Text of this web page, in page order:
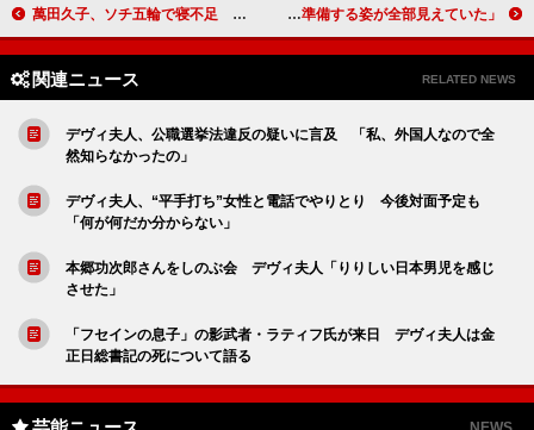
萬田久子、ソチ五輪で寝不足 「真央ちゃん応援しています」 あべこうじ、妻からバースデーケーキ 「準備する姿が全部見えていた」
関連ニュース RELATED NEWS
デヴィ夫人、公職選挙法違反の疑いに言及 「私、外国人なので全
然知らなかったの」
デヴィ夫人、“平手打ち”女性と電話でやりとり 今後対面予定も
「何が何だか分からない」
本郷功次郎さんをしのぶ会 デヴィ夫人「りりしい日本男児を感じ
させた」
「フセインの息子」の影武者・ラティフ氏が来日 デヴィ夫人は金
正日総書記の死について語る